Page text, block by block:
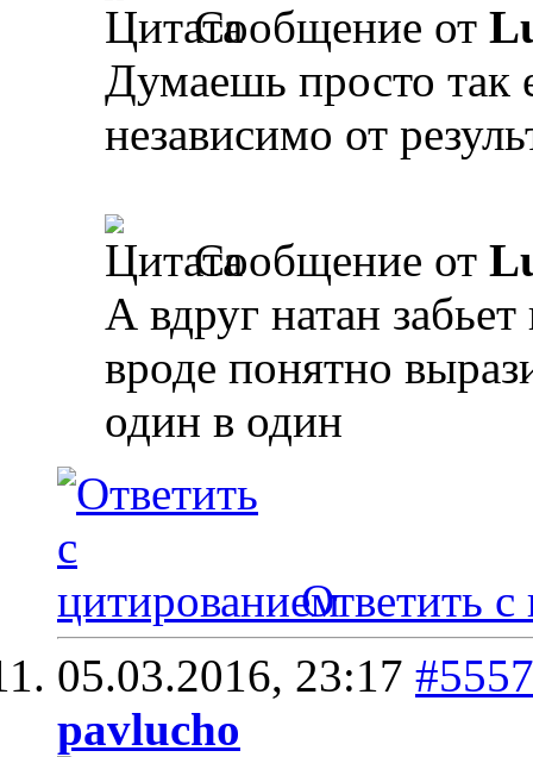
Сообщение от
Думаешь просто
независимо от
Сообщение от
А вдруг натан
вроде понятно
один в один
Ответить с
05.03.2016, 23:17 #5557
pavlucho